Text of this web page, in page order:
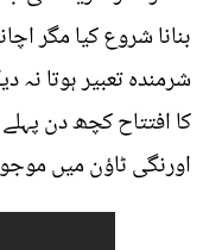
بنانا شروع کیا
شرمندہ تعبیر ہوتا
کا افتتاح کچھ دن
اورنگی ٹاؤن میں